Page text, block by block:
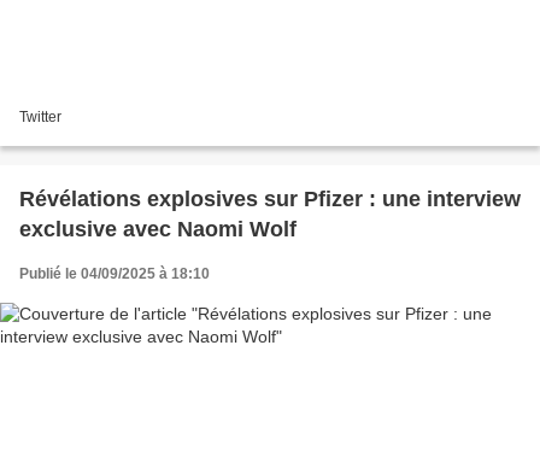
Twitter
Révélations explosives sur Pfizer : une interview
exclusive avec Naomi Wolf
Publié le 04/09/2025 à 18:10